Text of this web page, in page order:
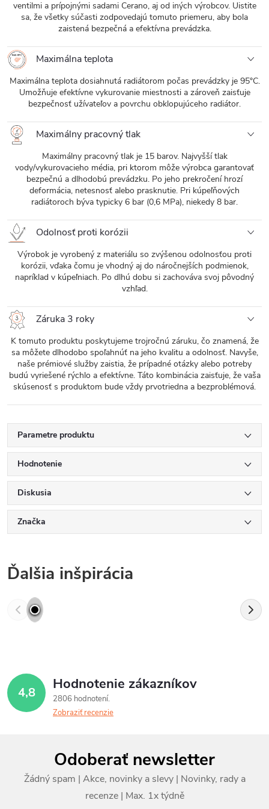
ventilmi a prípojnými sadami Cerano, aj od iných výrobcov. Uistite
sa, že všetky súčasti zodpovedajú tomuto priemeru, aby bola
zaistená bezpečná a efektívna prevádzka.
Maximálna teplota
Maximálna teplota dosiahnutá radiátorom počas prevádzky je 95°C.
Umožňuje efektívne vykurovanie miestnosti a zároveň zaisťuje
bezpečnosť užívateľov a povrchu obklopujúceho radiátor.
Maximálny pracovný tlak
Maximálny pracovný tlak je 15 barov. Najvyšší tlak
vody/vykurovacieho média, pri ktorom môže výrobca garantovať
bezpečnú a dlhodobú prevádzku. Po jeho prekročení hrozí
deformácia, netesnosť alebo prasknutie. Pri kúpeľňových
radiátoroch býva typicky 6 bar (0,6 MPa), niekedy 8 bar.
Odolnosť proti korózii
Výrobok je vyrobený z materiálu so zvýšenou odolnosťou proti
korózii, vďaka čomu je vhodný aj do náročnejších podmienok,
napríklad v kúpeľniach. Po dlhú dobu si zachováva svoj pôvodný
vzhľad.
Záruka 3 roky
K tomuto produktu poskytujeme trojročnú záruku, čo znamená, že
sa môžete dlhodobo spoľahnúť na jeho kvalitu a odolnosť. Navyše,
naše prémiové služby zaistia, že prípadné otázky alebo potreby
budú vyriešené rýchlo a efektívne. Táto kombinácia zaisťuje, že vaša
skúsenosť s produktom bude vždy prvotriedna a bezproblémová.
Parametre produktu
Hodnotenie
Diskusia
Značka
Ďalšia inšpirácia
4,8 Hodnotenie zákazníkov
2806 hodnotení
Zobraziť recenzie
Odoberať newsletter